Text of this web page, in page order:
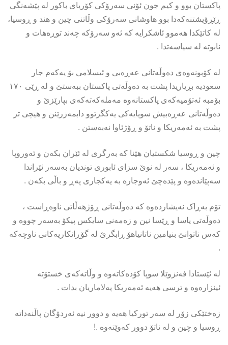
پاکستان بوو و کیم جون ئۆنی سەرۆکی کۆریای باکور لە پێشەنگی
ڕێڕۆیشتنەکەدا بوو هاوشانی سەرۆکی وڵاتنی چین و هند و ڕوسیا،
لە کاتێکدا هەموو ئاشکرایە کە ئەو سەرۆکە چەند توڕەهات و
نابوتە لە سیاسەتدا .
لە کۆبونەوەی دەوڵەتانی عەڕەبی و ئیسلامی بۆ یەکەم جار
سعودیە بڕیاریدا پشت بە دەوڵەتی پاکستان ببەستێ و لە ڕێی ۱۷٠
بۆمبە ئەتۆمیەکەی پاکستانەوە مەملەکەتەکەی بپارێزێ و
دەوڵەتانی عەڕەبیش سوپایەکی یەکگرتوو دابمەزرێنن و هیچی تر
پشت بە ئەمەریکا و ناتۆ و ڕۆژئاوا نەبەستن .
چین و ڕوسیا شکستیان هێنا کە بەرگری لە ئێران بکەن و ئەوروپا
و ئەمەریکا ، سەر لە نوێ سزای ئابوری توندیان بەسەر ئێراندا
سەپێاندەوە و پێدەچێ ئەوجارە بە یەکجاری پەڕ و باڵی بکەن .
تۆم بەڕاک نەیشاردەوە کە دەوڵەتانی ڕۆژهەڵاتی ناوەڕاست ،
دەوڵەتی یاسا و ڕێسا نین و زەمەنی سایکس پیکۆ بەسەر چووە و
کەس ناتوانێ بنیامین ناتانیاهۆ ڕابگرێ لە گۆڕانکاریەکانی ناوچەکە
.
لە ئێستادا فەنزوێلا سوپا کۆدەکاتەوە و وڵاتەکەی خستۆتە
ئینزارەوە و ترسی هەیە ئەمەریکا پەلاماریان بدات .
زەختێکی زۆر لە سەر تورکیا هەیە و دوور نیە ئەردۆگان پاڵنەداتە
ڕوسیا و چین و لە ناتۆ دوور کەوێتەوە .!